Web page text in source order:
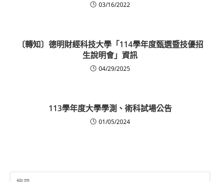
03/16/2022
〔轉知〕德明財經科技大學「114學年度甄選暨技優招
生說明會」資訊
04/29/2025
113學年度大學學測、術科試場公告
01/05/2024
Search